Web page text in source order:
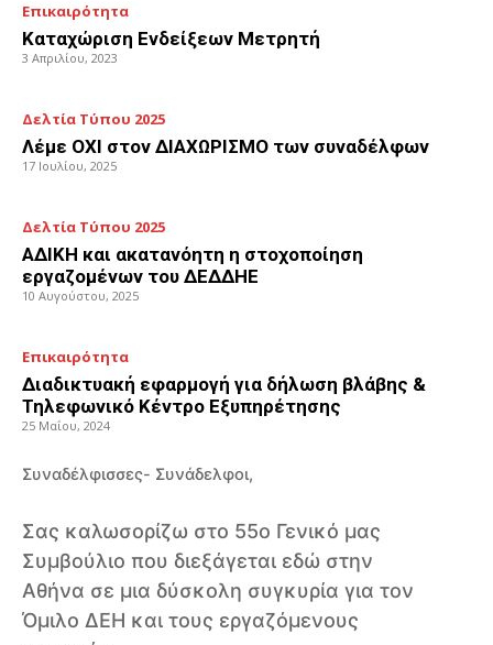
Επικαιρότητα
Καταχώριση Ενδείξεων Μετρητή
3 Απριλίου, 2023
Δελτία Τύπου 2025
Λέμε ΟΧΙ στον ΔΙΑΧΩΡΙΣΜΟ των συναδέλφων
17 Ιουλίου, 2025
Δελτία Τύπου 2025
ΑΔΙΚΗ και ακατανόητη η στοχοποίηση
εργαζομένων του ΔΕΔΔΗΕ
10 Αυγούστου, 2025
Επικαιρότητα
Διαδικτυακή εφαρμογή για δήλωση βλάβης &
Τηλεφωνικό Κέντρο Εξυπηρέτησης
25 Μαΐου, 2024
Συναδέλφισσες- Συνάδελφοι,
Σας καλωσορίζω στο 55ο Γενικό μας
Συμβούλιο που διεξάγεται εδώ στην
Αθήνα σε μια δύσκολη συγκυρία για τον
Όμιλο ΔΕΗ και τους εργαζόμενους